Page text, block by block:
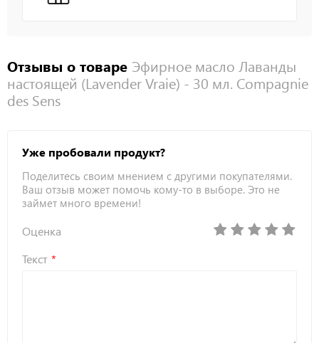
Отзывы о товаре Эфирное масло Лаванды
настоящей (Lavender Vraie) - 30 мл. Compagnie
des Sens
Уже пробовали продукт?
Поделитесь своим мнением с другими покупателями.
Ваш отзыв может помочь кому-то в выборе. Это не
займет много времени!
Оценка
Текст